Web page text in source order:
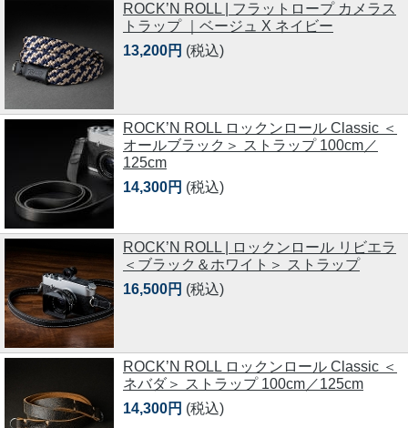
ROCK’N ROLL | フラットロープ カメラス
トラップ ｜ベージュ X ネイビー
13,200円 (税込)
ROCK’N ROLL ロックンロール Classic ＜
オールブラック＞ ストラップ 100cm／
125cm
14,300円 (税込)
ROCK’N ROLL | ロックンロール リビエラ
＜ブラック＆ホワイト＞ ストラップ
16,500円 (税込)
ROCK’N ROLL ロックンロール Classic ＜
ネバダ＞ ストラップ 100cm／125cm
14,300円 (税込)